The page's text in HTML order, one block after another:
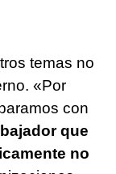
temas no
«Por
con
que
no